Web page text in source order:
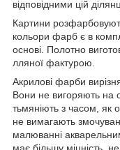
відповідними цій
Картини
кольори фарб є в
основі. Полотно
лляної фактурою.
Акрилові фарби
Вони не вигоряють на
тьмяніють з часом, як
не вимагають
малюванні
має більшу міцність,